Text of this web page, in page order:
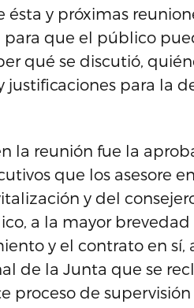
y próximas
que el público
qué se discutió,
justificaciones para la
la reunión fue la
que los asesore
y del
a la mayor
y el contrato en sí,
de la Junta que se
proceso de supervisión